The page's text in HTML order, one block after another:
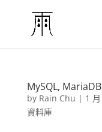
MySQL,
by Rain Chu | 1
資料庫